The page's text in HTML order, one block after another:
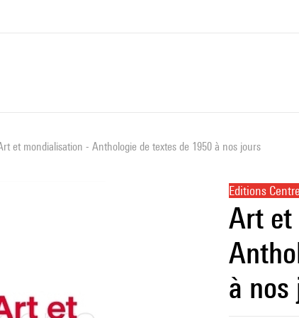
et mondialisation - Anthologie de textes de 1950 à nos jours
Editions
Art et
à nos